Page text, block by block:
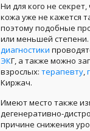
Ни для кого не
кожа уже не кажется
поэтому подобные
или меньшей
диагностики
ЭКГ, а также можно
взрослых: терапевту,
Киржач.
Имеют место также
дегенеративно-
причине снижения